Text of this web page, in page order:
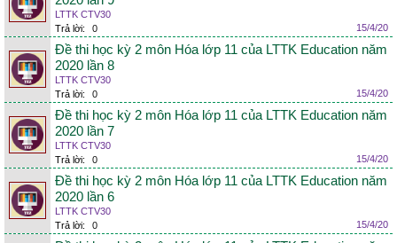
LTTK CTV30
Trả lời:
0 15/4/20
Đề thi học kỳ 2 môn Hóa lớp 11 của LTTK Education năm
2020 lần 8
LTTK CTV30
Trả lời:
0 15/4/20
Đề thi học kỳ 2 môn Hóa lớp 11 của LTTK Education năm
2020 lần 7
LTTK CTV30
Trả lời:
0 15/4/20
Đề thi học kỳ 2 môn Hóa lớp 11 của LTTK Education năm
2020 lần 6
LTTK CTV30
Trả lời:
0 15/4/20